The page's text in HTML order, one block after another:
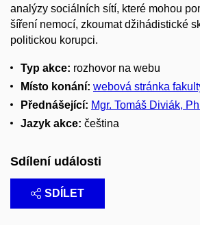
analýzy sociálních sítí, které mohou
šíření nemocí, zkoumat džihádistické
politickou korupci.
Typ akce: rozhovor na webu
Místo konání: webová stránka
Přednášející: Mgr. Tomáš Diviák,
Jazyk akce: čeština
Sdílení události
SDÍLET